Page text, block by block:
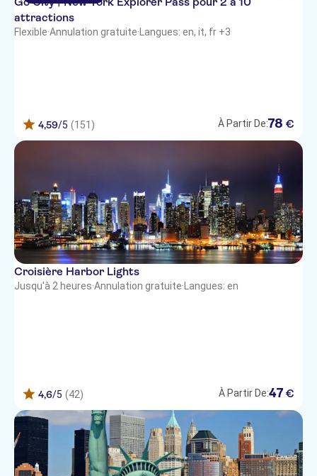
attractions
Flexible·Annulation gratuite· Langues: en, it, fr +3
4,59/5 (151) À Partir De:78 €
Croisière Harbor Lights
Jusqu'à 2 heures·Annulation gratuite· Langues: en
4,6/5 (42) À Partir De:47 €